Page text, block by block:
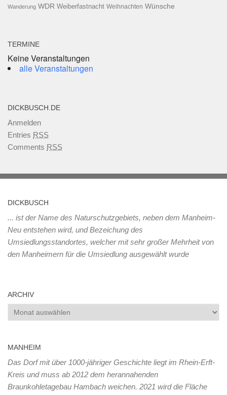
Wanderung WDR Weiberfastnacht Weihnachten Wünsche
TERMINE
Keine Veranstaltungen
alle Veranstaltungen
DICKBUSCH.DE
Anmelden
Entries RSS
Comments RSS
DICKBUSCH
... ist der Name des Naturschutzgebiets, neben dem Manheim-
Neu entstehen wird, und Bezeichung des
Umsiedlungsstandortes, welcher mit sehr großer Mehrheit von
den Manheimern für die Umsiedlung ausgewählt wurde
ARCHIV
Archiv
MANHEIM
Das Dorf mit über 1000-jähriger Geschichte liegt im Rhein-Erft-
Kreis und muss ab 2012 dem herannahenden
Braunkohletagebau Hambach weichen. 2021 wird die Fläche